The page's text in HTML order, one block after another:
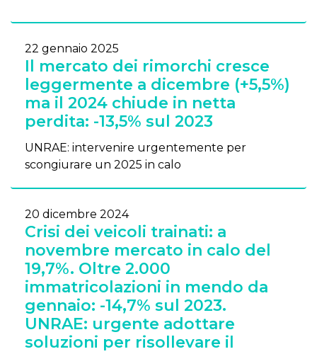
22 gennaio 2025
Il mercato dei rimorchi cresce
leggermente a dicembre (+5,5%)
ma il 2024 chiude in netta
perdita: -13,5% sul 2023
UNRAE: intervenire urgentemente per
scongiurare un 2025 in calo
20 dicembre 2024
Crisi dei veicoli trainati: a
novembre mercato in calo del
19,7%. Oltre 2.000
immatricolazioni in mendo da
gennaio: -14,7% sul 2023.
UNRAE: urgente adottare
soluzioni per risollevare il